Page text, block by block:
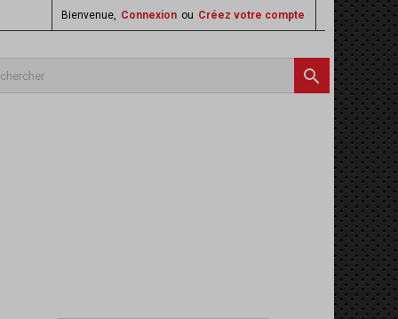
Bienvenue, Connexion ou Créez votre compte
